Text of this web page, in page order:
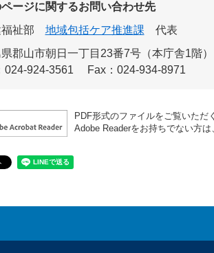
ページに関するお問い合わせ先
祉部
地域包括ケア推進課
代表
郡山市朝日一丁目23番7号（本庁舎1階）
024-924-3561
Fax：024-934-8971
PDF形式のファイルをご覧いただ
Adobe Readerをお持ちでない方